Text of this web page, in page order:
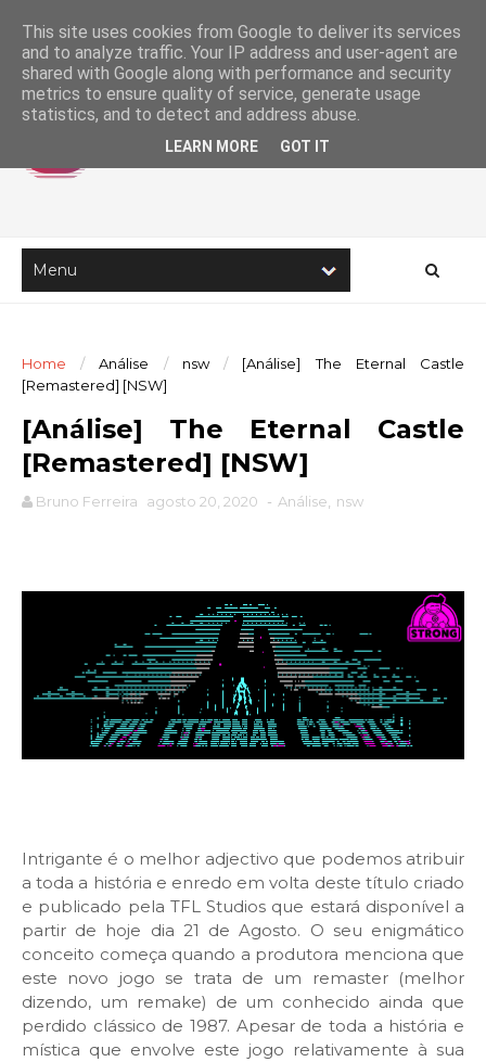
Home / Análise / nsw /
[Análise] The Eternal Castle
[Remastered] [NSW]
[Análise] The Eternal Castle
[Remastered] [NSW]
Bruno Ferreira agosto 20, 2020 - Análise nsw
Intrigante é o melhor adjectivo que podemos atribuir
a toda a história e enredo em volta deste título criado
e publicado pela TFL Studios que estará disponível a
partir de hoje dia 21 de Agosto. O seu enigmático
conceito começa quando a produtora menciona que
este novo jogo se trata de um remaster (melhor
dizendo, um remake) de um conhecido ainda que
perdido clássico de 1987. Apesar de toda a história e
mística que envolve este jogo relativamente à sua
This site uses cookies from Google to deliver its services
and to analyze traffic. Your IP address and user-agent are
shared with Google along with performance and security
metrics to ensure quality of service, generate usage
statistics, and to detect and address abuse.
LEARN MORE GOT IT